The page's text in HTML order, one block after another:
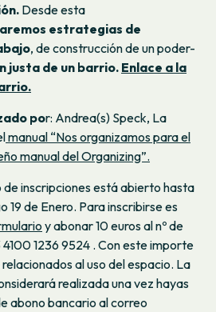
Desde esta
estrategias de
, de construcción de un poder-
justa de un barrio. Enlace a la
por: Andrea(s) Speck, La
manual “Nos organizamos para el
manual del Organizing”.
de inscripciones está abierto hasta
19 de Enero. Para inscribirse es
y abonar 10 euros al nº de
4100 1236 9524 . Con este importe
al uso del espacio. La
realizada una vez hayas
abono bancario al correo